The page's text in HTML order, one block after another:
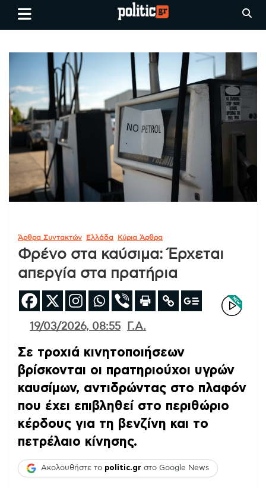
Skip
Ειδήσεις απο τη
Θεσσαλονίκη, την Ελλάδα και
όλο τον Κόσμο
politic.gr
Άρθρα Συντακτών Ελλάδα Κύρια Άρθρα
Φρένο στα καύσιμα: Έρχεται
απεργία στα πρατήρια
19/03/2026, 08:55 Γ.Α.
Σε τροχιά κινητοποιήσεων
βρίσκονται οι πρατηριούχοι υγρών
καυσίμων, αντιδρώντας στο πλαφόν
που έχει επιβληθεί στο περιθώριο
κέρδους για τη βενζίνη και το
πετρέλαιο κίνησης.
Ακολουθήστε το politic.gr στο Google News